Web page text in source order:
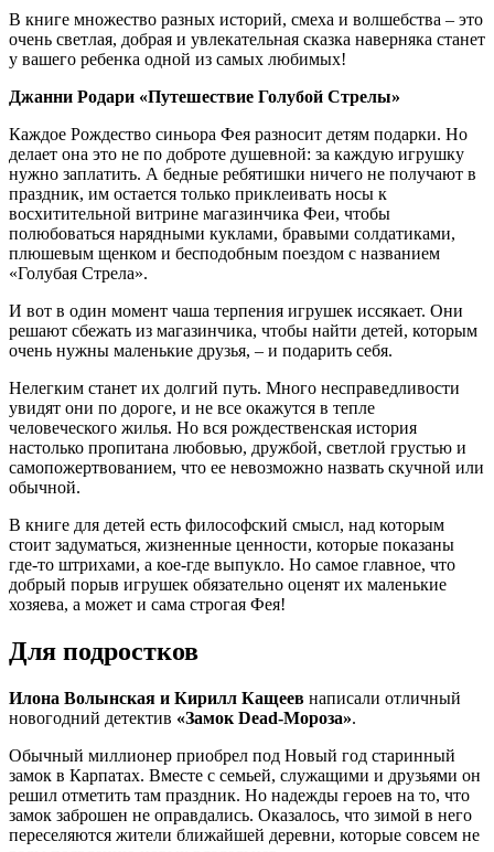
В книге множество разных историй, смеха и волшебства – это
очень светлая, добрая и увлекательная сказка наверняка станет
у вашего ребенка одной из самых любимых!
Джанни Родари «Путешествие Голубой Стрелы»
Каждое Рождество синьора Фея разносит детям подарки. Но
делает она это не по доброте душевной: за каждую игрушку
нужно заплатить. А бедные ребятишки ничего не получают в
праздник, им остается только приклеивать носы к
восхитительной витрине магазинчика Феи, чтобы
полюбоваться нарядными куклами, бравыми солдатиками,
плюшевым щенком и бесподобным поездом с названием
«Голубая Стрела».
И вот в один момент чаша терпения игрушек иссякает. Они
решают сбежать из магазинчика, чтобы найти детей, которым
очень нужны маленькие друзья, – и подарить себя.
Нелегким станет их долгий путь. Много несправедливости
увидят они по дороге, и не все окажутся в тепле
человеческого жилья. Но вся рождественская история
настолько пропитана любовью, дружбой, светлой грустью и
самопожертвованием, что ее невозможно назвать скучной или
обычной.
В книге для детей есть философский смысл, над которым
стоит задуматься, жизненные ценности, которые показаны
где-то штрихами, а кое-где выпукло. Но самое главное, что
добрый порыв игрушек обязательно оценят их маленькие
хозяева, а может и сама строгая Фея!
Для подростков
Илона Волынская и Кирилл Кащеев написали отличный
новогодний детектив «Замок Dead-Мороза».
Обычный миллионер приобрел под Новый год старинный
замок в Карпатах. Вместе с семьей, служащими и друзьями он
решил отметить там праздник. Но надежды героев на то, что
замок заброшен не оправдались. Оказалось, что зимой в него
переселяются жители ближайшей деревни, которые совсем не